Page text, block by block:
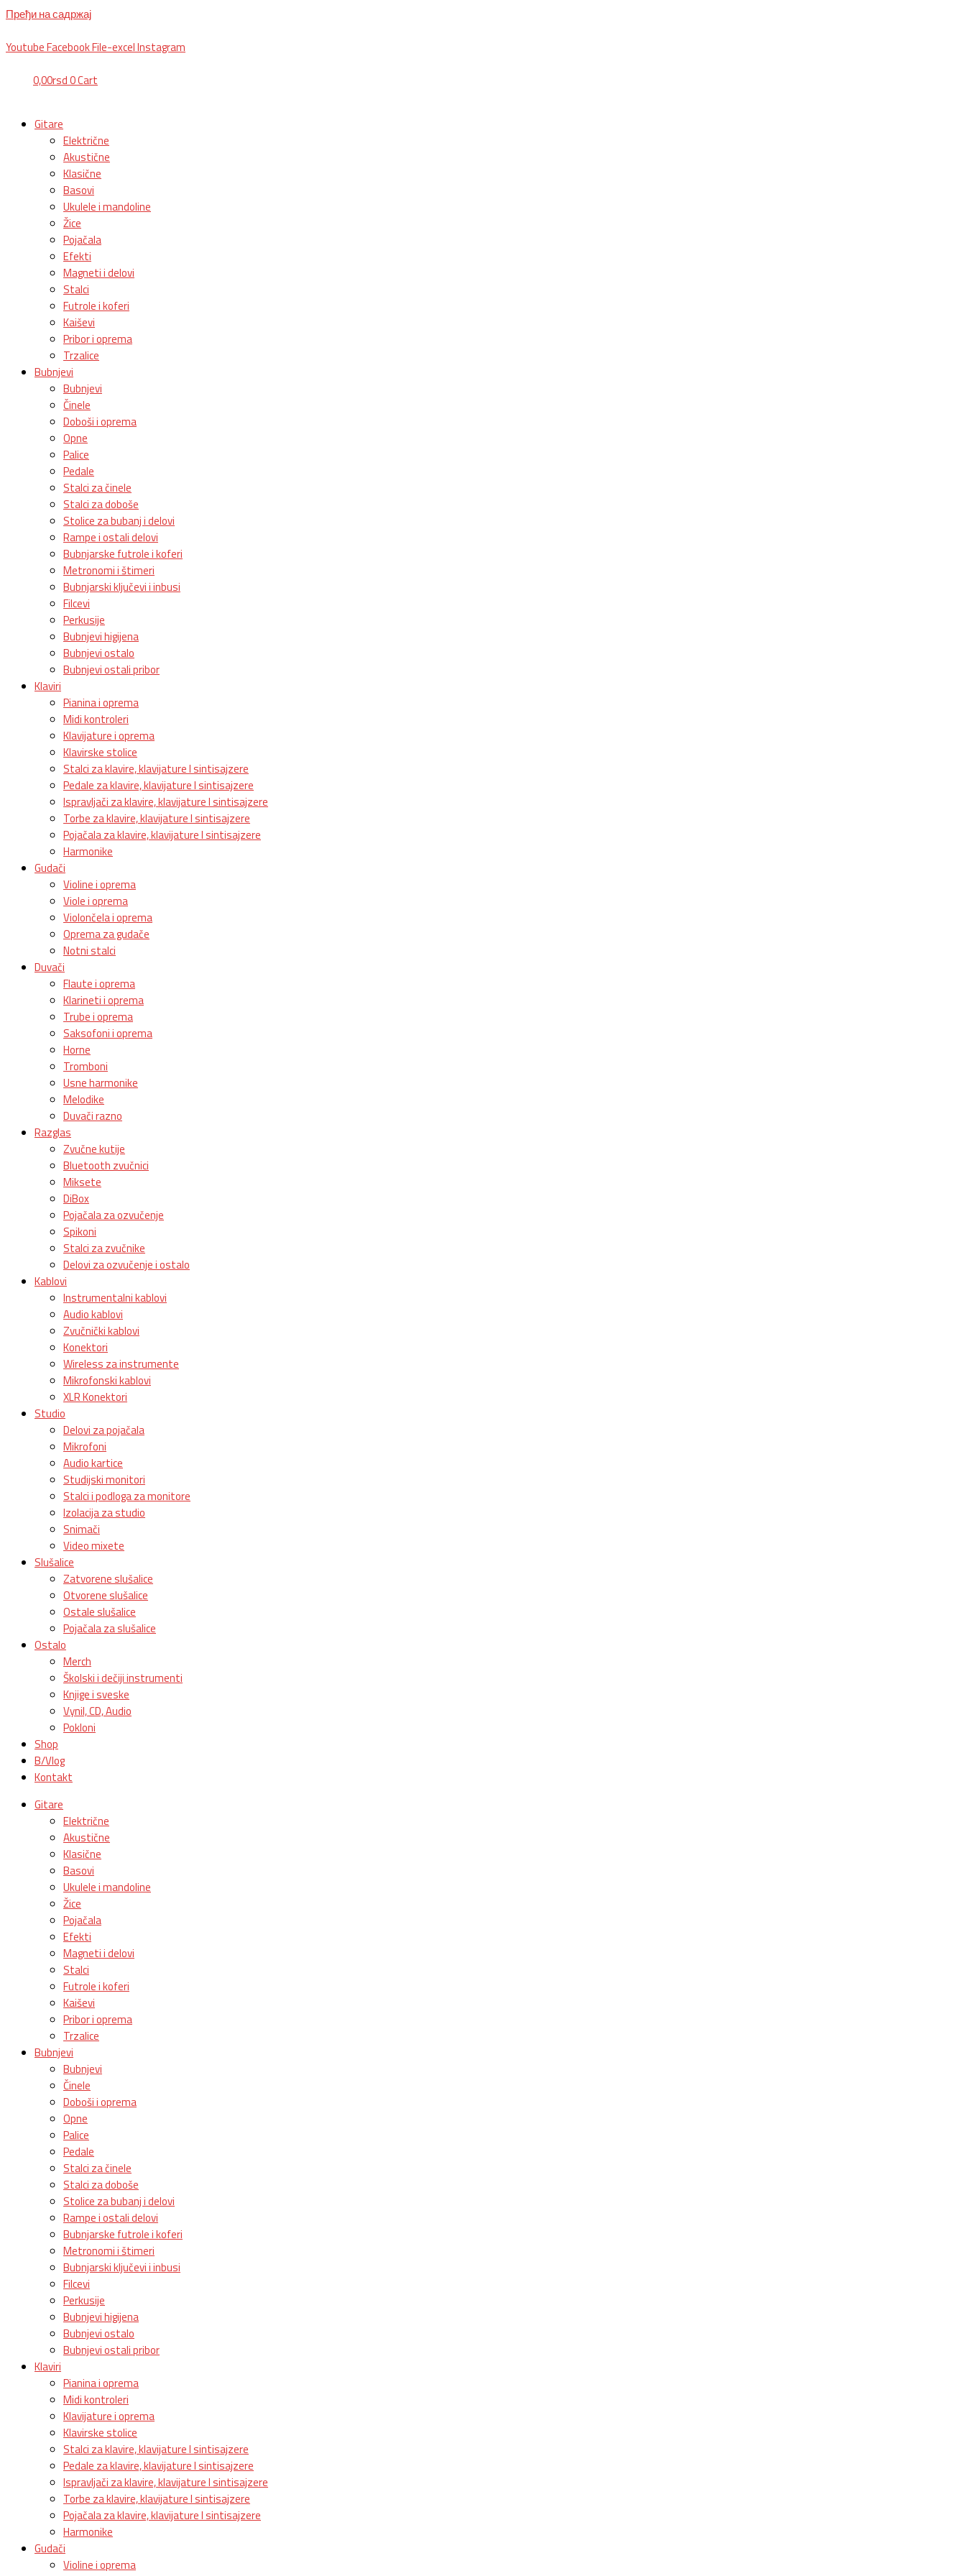
Пређи на садржај
YoutubeFacebookFile-excelInstagram
0,00rsd0Cart
Gitare
Električne
Akustične
Klasične
Basovi
Ukulele i mandoline
Žice
Pojačala
Efekti
Magneti i delovi
Stalci
Futrole i koferi
Kaiševi
Pribor i oprema
Trzalice
Bubnjevi
Bubnjevi
Činele
Doboši i oprema
Opne
Palice
Pedale
Stalci za činele
Stalci za doboše
Stolice za bubanj i delovi
Rampe i ostali delovi
Bubnjarske futrole i koferi
Metronomi i štimeri
Bubnjarski ključevi i inbusi
Filcevi
Perkusije
Bubnjevi higijena
Bubnjevi ostalo
Bubnjevi ostali pribor
Klaviri
Pianina i oprema
Midi kontroleri
Klavijature i oprema
Klavirske stolice
Stalci za klavire, klavijature I sintisajzere
Pedale za klavire, klavijature I sintisajzere
Ispravljači za klavire, klavijature I sintisajzere
Torbe za klavire, klavijature I sintisajzere
Pojačala za klavire, klavijature I sintisajzere
Harmonike
Gudači
Violine i oprema
Viole i oprema
Violončela i oprema
Oprema za gudače
Notni stalci
Duvači
Flaute i oprema
Klarineti i oprema
Trube i oprema
Saksofoni i oprema
Horne
Tromboni
Usne harmonike
Melodike
Duvači razno
Razglas
Zvučne kutije
Bluetooth zvučnici
Miksete
DiBox
Pojačala za ozvučenje
Spikoni
Stalci za zvučnike
Delovi za ozvučenje i ostalo
Kablovi
Instrumentalni kablovi
Audio kablovi
Zvučnički kablovi
Konektori
Wireless za instrumente
Mikrofonski kablovi
XLR Konektori
Studio
Delovi za pojačala
Mikrofoni
Audio kartice
Studijski monitori
Stalci i podloga za monitore
Izolacija za studio
Snimači
Video mixete
Slušalice
Zatvorene slušalice
Otvorene slušalice
Ostale slušalice
Pojačala za slušalice
Ostalo
Merch
Školski i dečiji instrumenti
Knjige i sveske
Vynil, CD, Audio
Pokloni
Shop
B/Vlog
Kontakt
Gitare
Električne
Akustične
Klasične
Basovi
Ukulele i mandoline
Žice
Pojačala
Efekti
Magneti i delovi
Stalci
Futrole i koferi
Kaiševi
Pribor i oprema
Trzalice
Bubnjevi
Bubnjevi
Činele
Doboši i oprema
Opne
Palice
Pedale
Stalci za činele
Stalci za doboše
Stolice za bubanj i delovi
Rampe i ostali delovi
Bubnjarske futrole i koferi
Metronomi i štimeri
Bubnjarski ključevi i inbusi
Filcevi
Perkusije
Bubnjevi higijena
Bubnjevi ostalo
Bubnjevi ostali pribor
Klaviri
Pianina i oprema
Midi kontroleri
Klavijature i oprema
Klavirske stolice
Stalci za klavire, klavijature I sintisajzere
Pedale za klavire, klavijature I sintisajzere
Ispravljači za klavire, klavijature I sintisajzere
Torbe za klavire, klavijature I sintisajzere
Pojačala za klavire, klavijature I sintisajzere
Harmonike
Gudači
Violine i oprema